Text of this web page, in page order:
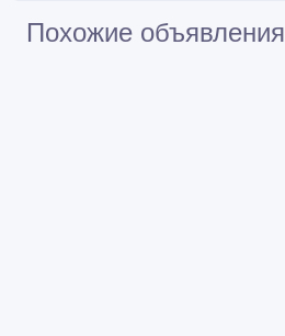
Похожие объявления